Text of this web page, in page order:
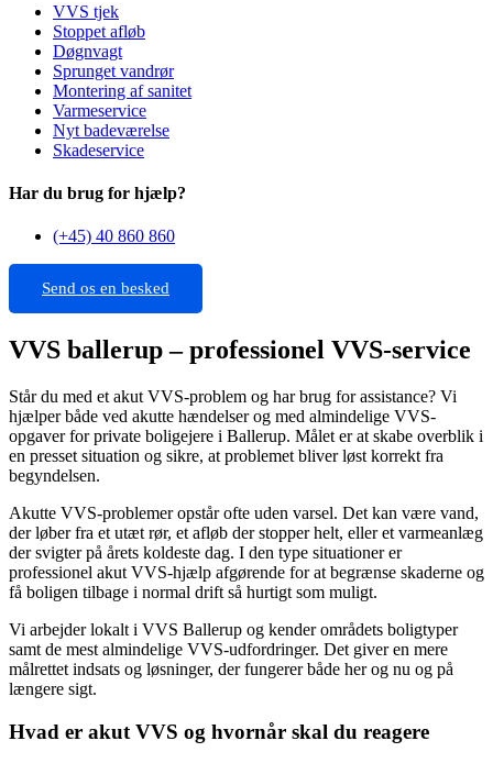
VVS tjek
Stoppet afløb
Døgnvagt
Sprunget vandrør
Montering af sanitet
Varmeservice
Nyt badeværelse
Skadeservice
Har du brug for hjælp?
(+45) 40 860 860
Send os en besked
VVS ballerup – professionel VVS-service
Står du med et akut VVS-problem og har brug for assistance? Vi
hjælper både ved akutte hændelser og med almindelige VVS-
opgaver for private boligejere i Ballerup. Målet er at skabe overblik i
en presset situation og sikre, at problemet bliver løst korrekt fra
begyndelsen.
Akutte VVS-problemer opstår ofte uden varsel. Det kan være vand,
der løber fra et utæt rør, et afløb der stopper helt, eller et varmeanlæg
der svigter på årets koldeste dag. I den type situationer er
professionel akut VVS-hjælp afgørende for at begrænse skaderne og
få boligen tilbage i normal drift så hurtigt som muligt.
Vi arbejder lokalt i VVS Ballerup og kender områdets boligtyper
samt de mest almindelige VVS-udfordringer. Det giver en mere
målrettet indsats og løsninger, der fungerer både her og nu og på
længere sigt.
Hvad er akut VVS og hvornår skal du reagere